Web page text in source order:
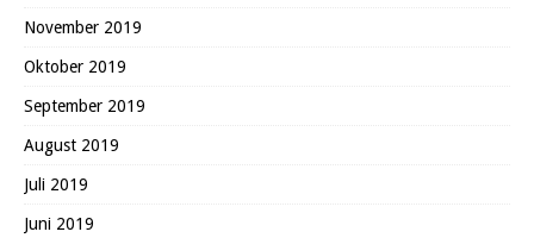
November 2019
Oktober 2019
September 2019
August 2019
Juli 2019
Juni 2019